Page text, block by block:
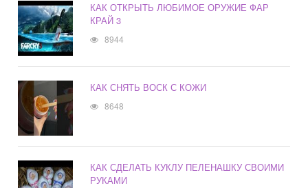
КАК ОТКРЫТЬ ЛЮБИМОЕ ОРУЖИЕ ФАР
КРАЙ 3
8944
КАК СНЯТЬ ВОСК С КОЖИ
8648
КАК СДЕЛАТЬ КУКЛУ ПЕЛЕНАШКУ СВОИМИ
РУКАМИ